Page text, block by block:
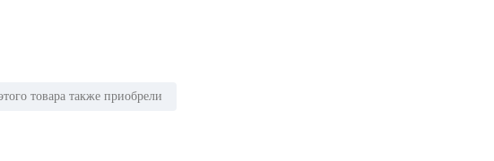
товара также приобрели